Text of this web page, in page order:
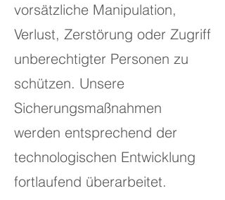
vorsätzliche Manipulation,
Verlust, Zerstörung oder Zugriff
unberechtigter Personen zu
schützen. Unsere
Sicherungsmaßnahmen
werden entsprechend der
technologischen Entwicklung
fortlaufend überarbeitet.